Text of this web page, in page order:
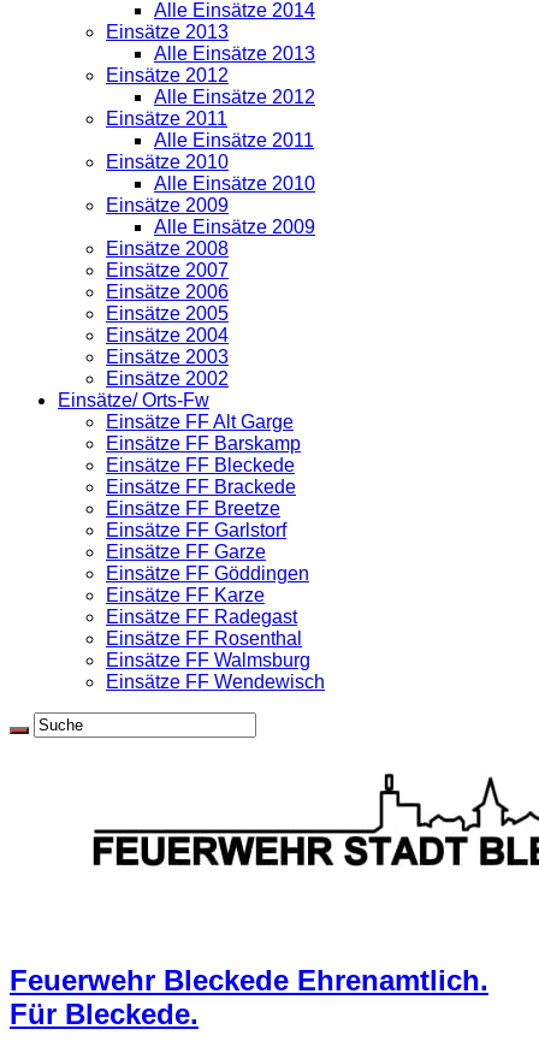
Alle Einsätze 2014
Einsätze 2013
Alle Einsätze 2013
Einsätze 2012
Alle Einsätze 2012
Einsätze 2011
Alle Einsätze 2011
Einsätze 2010
Alle Einsätze 2010
Einsätze 2009
Alle Einsätze 2009
Einsätze 2008
Einsätze 2007
Einsätze 2006
Einsätze 2005
Einsätze 2004
Einsätze 2003
Einsätze 2002
Einsätze/ Orts-Fw
Einsätze FF Alt Garge
Einsätze FF Barskamp
Einsätze FF Bleckede
Einsätze FF Brackede
Einsätze FF Breetze
Einsätze FF Garlstorf
Einsätze FF Garze
Einsätze FF Göddingen
Einsätze FF Karze
Einsätze FF Radegast
Einsätze FF Rosenthal
Einsätze FF Walmsburg
Einsätze FF Wendewisch
Feuerwehr Bleckede Ehrenamtlich.
Für Bleckede.